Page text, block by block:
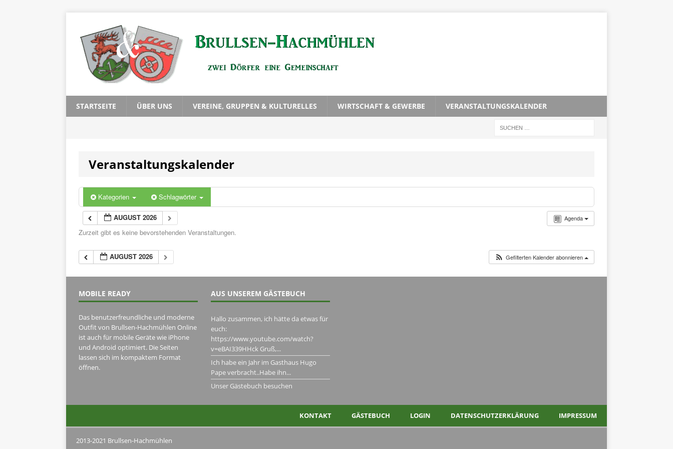
STARTSEITE ÜBER UNS VEREINE, GRUPPEN & KULTURELLES WIRTSCHAFT & GEWERBE VERANSTALTUNGSKALENDER
Veranstaltungskalender
Kategorien Schlagwörter
Agenda
AUGUST 2026
Zurzeit gibt es keine bevorstehenden Veranstaltungen.
AUGUST 2026 Gefilterten Kalender abonnieren
MOBILE READY
Das benutzerfreundliche und moderne
Outfit von Brullsen-Hachmühlen Online
ist auch für mobile Geräte wie iPhone
und Android optimiert. Die Seiten
lassen sich im kompaktem Format
öffnen.
AUS UNSEREM GÄSTEBUCH
Hallo zusammen, ich hätte da etwas für
euch:
https://www.youtube.com/watch?
v=eBAI339HHck Gruß,...
Ich habe ein Jahr im Gasthaus Hugo
Pape verbracht..Habe ihn...
Unser Gästebuch besuchen
KONTAKT GÄSTEBUCH LOGIN DATENSCHUTZERKLÄRUNG IMPRESSUM
2013-2021 Brullsen-Hachmühlen